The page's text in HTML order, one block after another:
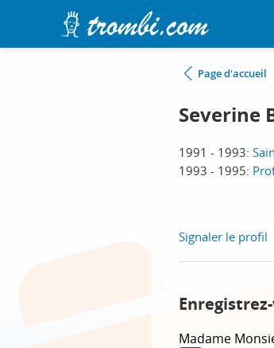
Page d'accueil
Severine
1991 - 1993:
1993 - 1995:
Signaler le profil
Madame